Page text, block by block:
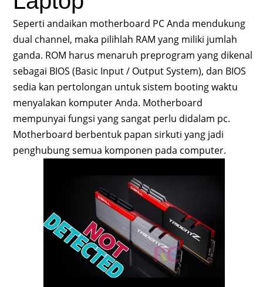
Seperti andaikan motherboard PC Anda mendukung
dual channel, maka pilihlah RAM yang miliki jumlah
ganda. ROM harus menaruh preprogram yang dikenal
sebagai BIOS (Basic Input / Output System), dan BIOS
sedia kan pertolongan untuk sistem booting waktu
menyalakan komputer Anda. Motherboard
mempunyai fungsi yang sangat perlu didalam pc.
Motherboard berbentuk papan sirkuti yang jadi
penghubung semua komponen pada computer.